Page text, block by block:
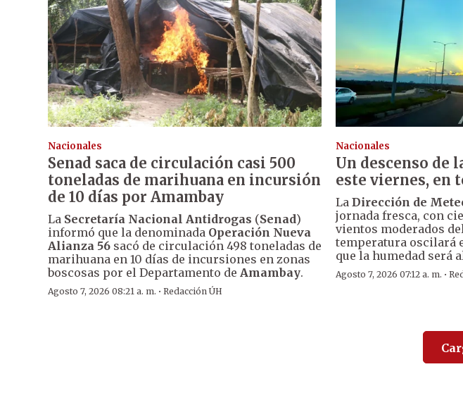
Nacionales
Senad saca de circulación casi 500
toneladas de marihuana en incursión
de 10 días por Amambay
La Secretaría Nacional Antidrogas (Senad)
informó que la denominada Operación Nueva
Alianza 56 sacó de circulación 498 toneladas de
marihuana en 10 días de incursiones en zonas
boscosas por el Departamento de Amambay.
Agosto 7, 2026 08:21 a. m. · Redacción ÚH
Nacionales
Un descenso de
este viernes, en
LaDirección de
jornada fresca, con
vientos moderados
temperatura oscilará
que la humedad será
Agosto 7, 2026 07:12 a. m. ·